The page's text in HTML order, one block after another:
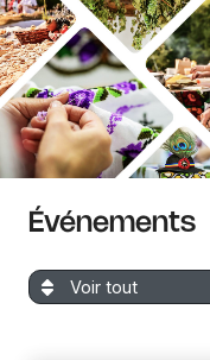
Événements